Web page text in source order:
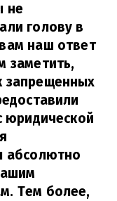
не
голову в
наш ответ
заметить,
запрещенных
юридической
абсолютно
Тем более,